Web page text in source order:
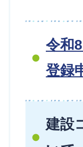
令和
登録
建設